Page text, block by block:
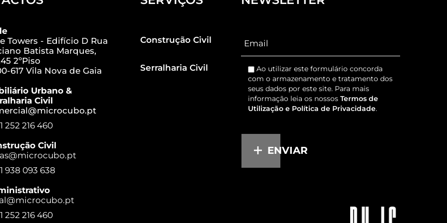
Towers - Edifício D Rua
Batista Marques,
2ºPiso
617 Vila Nova de Gaia
Urbano &
Civil
252 216 460
Civil
938 093 638
252 216 460
Construção Civil
Serralharia Civil
Ao utilizar este formulário concorda
com o armazenamento e tratamento dos
seus dados por este site. Para mais
informação leia os nossosTermos de
Utilização e Política de Privacidade.
ENVIAR